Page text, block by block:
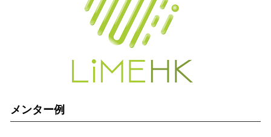
メンター例